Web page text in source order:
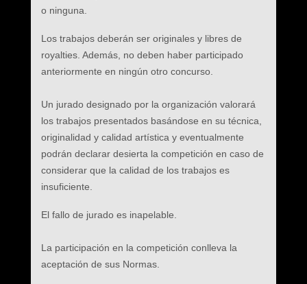
o ninguna.
Los trabajos deberán ser originales y libres de
royalties. Además, no deben haber participado
anteriormente en ningún otro concurso.
Un jurado designado por la organización valorará
los trabajos presentados basándose en su técnica,
originalidad y calidad artística y eventualmente
podrán declarar desierta la competición en caso de
considerar que la calidad de los trabajos es
insuficiente.
El fallo de jurado es inapelable.
La participación en la competición conlleva la
aceptación de sus Normas.